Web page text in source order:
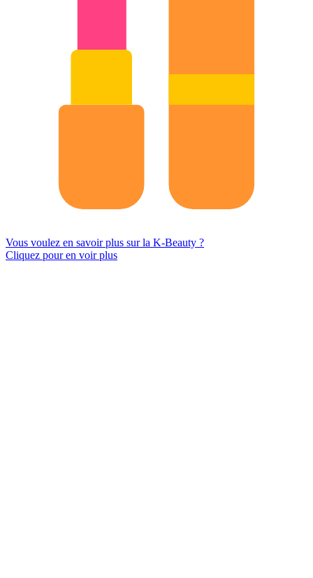
Vous voulez en savoir plus sur la K-Beauty ?
Cliquez pour en voir plus